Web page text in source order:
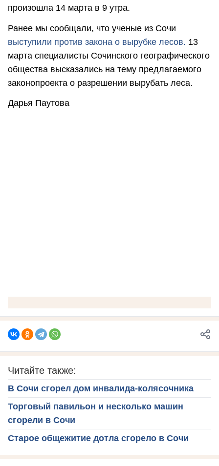
произошла 14 марта в 9 утра.
Ранее мы сообщали, что ученые из Сочи
выступили против закона о вырубке лесов. 13
марта специалисты Сочинского географического
общества высказались на тему предлагаемого
законопроекта о разрешении вырубать леса.
Дарья Паутова
Читайте также:
В Сочи сгорел дом инвалида-колясочника
Торговый павильон и несколько машин
сгорели в Сочи
Старое общежитие дотла сгорело в Сочи